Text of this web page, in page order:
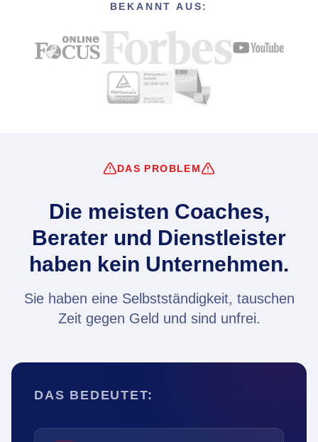
BEKANNT AUS:
DAS PROBLEM
Die meisten Coaches,
Berater und Dienstleister
haben kein Unternehmen.
Sie haben eine Selbstständigkeit, tauschen
Zeit gegen Geld und sind unfrei.
DAS BEDEUTET: